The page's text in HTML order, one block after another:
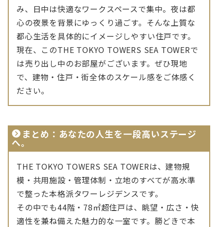
み、日中は快適なワークスペースで集中。夜は都
心の夜景を背景にゆっくり過ごす。そんな上質な
都心生活を具体的にイメージしやすい住戸です。
現在、このTHE TOKYO TOWERS SEA TOWERで
は売り出し中のお部屋がございます。ぜひ現地
で、建物・住戸・街全体のスケール感をご体感く
ださい。
まとめ：あなたの人生を一段高いステージ
へ。
THE TOKYO TOWERS SEA TOWERは、建物規
模・共用施設・管理体制・立地のすべてが高水準
で整った本格派タワーレジデンスです。
その中でも44階・78㎡超住戸は、眺望・広さ・快
適性を兼ね備えた魅力的な一室です。勝どきで本